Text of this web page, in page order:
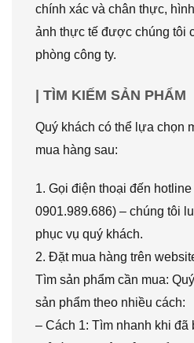
chính xác và chân thực,
ảnh thực tế được chúng tôi
phòng công ty.
| TÌM KIẾM SẢN PHẨM
Quý khách có thể lựa chọn
mua hàng sau:
1. Gọi điện thoại đến
0901.989.686) – chúng tôi
phục vụ quý khách.
2. Đặt mua hàng trên
Tìm sản phẩm cần mua:
sản phẩm theo nhiều cách:
– Cách 1: Tìm nhanh khi đã